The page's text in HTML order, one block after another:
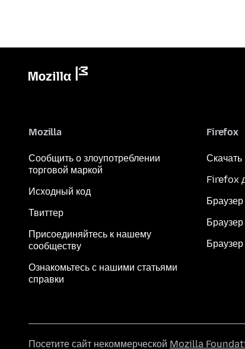
Mozilla
Сообщить о злоупотреблении
торговой маркой
Исходный код
Твиттер
Присоединяйтесь к нашему
сообществу
Ознакомьтесь с нашими статьями
справки
Firefox
Скачать
Firefox
Посетите сайт некоммерческой Mozilla